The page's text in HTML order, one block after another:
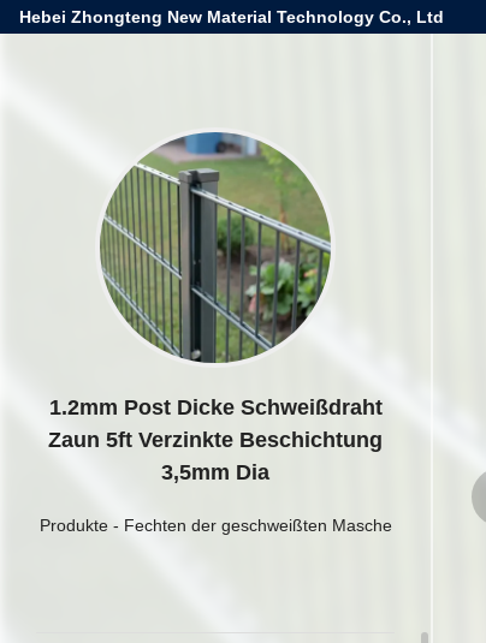
Hebei Zhongteng New Material Technology Co., Ltd
1.2mm Post Dicke Schweißdraht
Zaun 5ft Verzinkte Beschichtung
3,5mm Dia
Produkte- Fechten der geschweißten Masche